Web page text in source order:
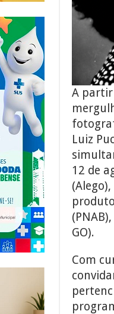
A partir
Luiz
12 de
GO).
Com